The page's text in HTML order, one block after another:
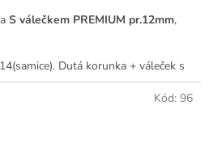
S válečkem PREMIUM pr.12mm,
Dutá korunka + váleček s
Kód: 96